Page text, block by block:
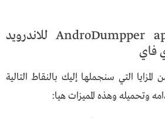
مميزات برنامج AndroDumpper apk للاندرويد
فاي
التي سنجملها إليك بالنقاط التالية
وهذه المميزات هيا: